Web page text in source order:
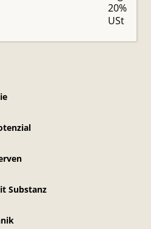
20%
USt
Substanz